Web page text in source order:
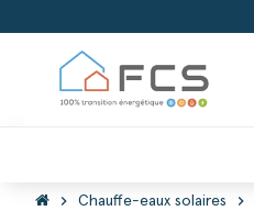
chevron_right Chauffe-eaux solaires chevron_right